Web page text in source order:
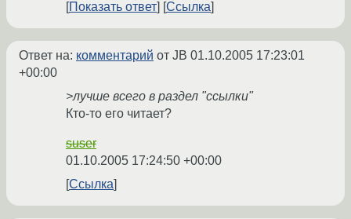
Показать ответ
Ссылка
Ответ на: комментарий от JB 01.10.2005 17:23:01
+00:00
>лучше всего в раздел "ссылки"
Кто-то его читает?
suser
01.10.2005 17:24:50 +00:00
Ссылка